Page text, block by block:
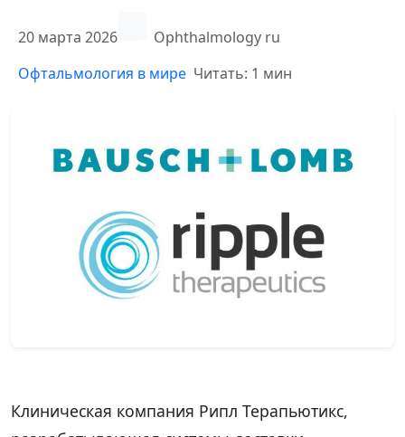
20 марта 2026
Ophthalmology ru
Офтальмология в мире Читать: 1 мин
Клиническая компания Рипл Терапьютикс,